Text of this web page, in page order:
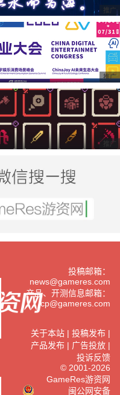
推广
推广
推广
投稿邮箱：
news@gameres.com
产品、开测信息邮箱：
cp@gameres.com
关于本站| 投稿发布|
产品发布| 广告投放|
投诉反馈
© 2001-2026
GameRes游资网
闽公网安备